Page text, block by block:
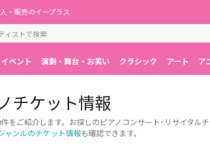
・販売のイープラス
イベント 演劇・舞台・お笑い クラシック アート ア
チケット情報
をご紹介します。お探しのピアノコンサート･リサイタ
ャンルのチケット情報も確認できます。